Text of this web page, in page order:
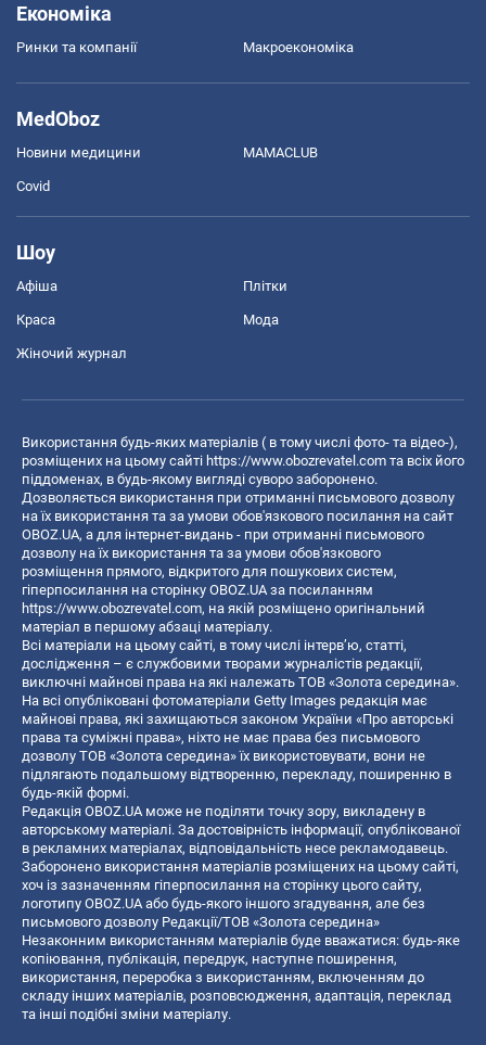
Економіка
Ринки та компанії Макроекономіка
MedOboz
Новини медицини MAMACLUB
Covid
Шоу
Афіша Плітки
Краса Мода
Жіночий журнал
Використання будь-яких матеріалів ( в тому числі фото- та відео-),
розміщених на цьому сайті https://www.obozrevatel.com та всіх його
піддоменах, в будь-якому вигляді суворо заборонено.
Дозволяється використання при отриманні письмового дозволу
на їх використання та за умови обов'язкового посилання на сайт
OBOZ.UA, а для інтернет-видань - при отриманні письмового
дозволу на їх використання та за умови обов'язкового
розміщення прямого, відкритого для пошукових систем,
гіперпосилання на сторінку OBOZ.UA за посиланням
https://www.obozrevatel.com, на якій розміщено оригінальний
матеріал в першому абзаці матеріалу.
Всі матеріали на цьому сайті, в тому числі інтерв’ю, статті,
дослідження – є службовими творами журналістів редакції,
виключні майнові права на які належать ТОВ «Золота середина».
На всі опубліковані фотоматеріали Getty Images редакція має
майнові права, які захищаються законом України «Про авторські
права та суміжні права», ніхто не має права без письмового
дозволу ТОВ «Золота середина» їх використовувати, вони не
підлягають подальшому відтворенню, перекладу, поширенню в
будь-якій формі.
Редакція OBOZ.UA може не поділяти точку зору, викладену в
авторському матеріалі. За достовірність інформації, опублікованої
в рекламних матеріалах, відповідальність несе рекламодавець.
Заборонено використання матеріалів розміщених на цьому сайті,
хоч із зазначенням гіперпосилання на сторінку цього сайту,
логотипу OBOZ.UA або будь-якого іншого згадування, але без
письмового дозволу Редакції/ТОВ «Золота середина»
Незаконним використанням матеріалів буде вважатися: будь-яке
копiювання, публiкацiя, передрук, наступне поширення,
використання, переробка з використанням, включенням до
складу інших матеріалів, розповсюдження, адаптація, переклад
та інші подібні зміни матеріалу.